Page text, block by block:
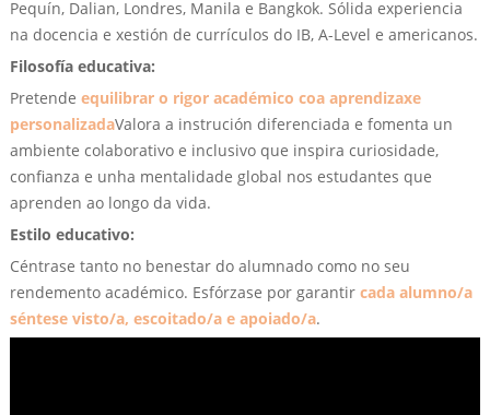
Pequín, Dalian, Londres, Manila e Bangkok. Sólida experiencia
na docencia e xestión de currículos do IB, A-Level e americanos.
Filosofía educativa:
Pretende equilibrar o rigor académico coa aprendizaxe
personalizadaValora a instrución diferenciada e fomenta un
ambiente colaborativo e inclusivo que inspira curiosidade,
confianza e unha mentalidade global nos estudantes que
aprenden ao longo da vida.
Estilo educativo:
Céntrase tanto no benestar do alumnado como no seu
rendemento académico. Esfórzase por garantir cada alumno/a
séntese visto/a, escoitado/a e apoiado/a.